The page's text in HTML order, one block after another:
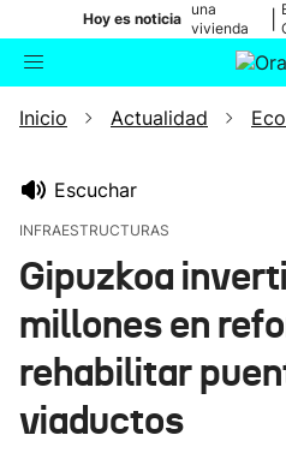
Hoy es noticia
una
vivienda
de Bilbao
Buscador
Inicio Actualidad
Escuchar
INFRAESTRUCTURAS
Gipuzkoa
millones en
rehabilitar
viaductos